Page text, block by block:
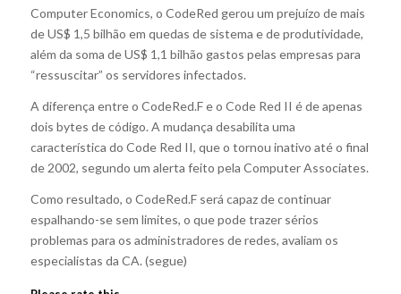
Computer Economics, o CodeRed gerou um prejuízo de mais
de US$ 1,5 bilhão em quedas de sistema e de produtividade,
além da soma de US$ 1,1 bilhão gastos pelas empresas para
“ressuscitar” os servidores infectados.
A diferença entre o CodeRed.F e o Code Red II é de apenas
dois bytes de código. A mudança desabilita uma
característica do Code Red II, que o tornou inativo até o final
de 2002, segundo um alerta feito pela Computer Associates.
Como resultado, o CodeRed.F será capaz de continuar
espalhando-se sem limites, o que pode trazer sérios
problemas para os administradores de redes, avaliam os
especialistas da CA. (segue)